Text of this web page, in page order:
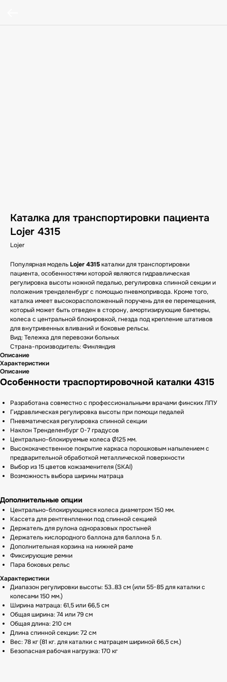
Каталка для транспортировки пациента
Lojer 4315
Lojer
Популярная модельLojer 4315каталки для транспортировки
пациента, особенностями которой являются гидравлическая
регулировка высоты ножной педалью, регулировка спинной секции и
положения тренделенбург с помощью пневмопривода. Кроме того,
каталка имеет высокорасположенный поручень для ее перемещения,
который может быть отведен в сторону, амортизирующие бамперы,
колеса с центральной блокировкой, гнезда под крепление штативов
для внутривенных вливаний и боковые рельсы.
Вид: Тележка для перевозки больных
Страна-производитель: Финляндия
Описание
Характеристики
Описание
Особенности траспортировочной каталки 4315
Разработана совместно с профессиональными врачами финских ЛПУ
Гидравлическая регулировка высоты при помощи педалей
Пневматическая регулировка спинной секции
Наклон Тренделенбург 0-7 градусов
Центрально-блокируемые колеса Ø125 мм.
Высококачественное покрытие каркаса порошковым напылением с
предварительной обработкой металлической поверхности
Выбор из 15 цветов кожзаменителя (SKAI)
Возможность выбора ширины матраца
Дополнительные опции
Центрально-блокирующиеся колеса диаметром 150 мм.
Кассета для рентгенпленки под спинной секцией
Держатель для рулона одноразовых простыней
Держатель кислородного баллона для баллона 5 л.
Дополнительная корзина на нижней раме
Фиксирующие ремни
Пара боковых рельс
Характеристики
Диапазон регулировки высоты: 53..83 см (или 55-85 для каталки с
колесами 150 мм.)
Ширина матраца: 61,5 или 66,5 см
Общая ширина: 74 или 79 см
Общая длина: 210 см
Длина спинной секции: 72 см
Вес: 78 кг (81 кг. для каталки с матрацем шириной 66,5 см.)
Безопасная рабочая нагрузка: 170 кг